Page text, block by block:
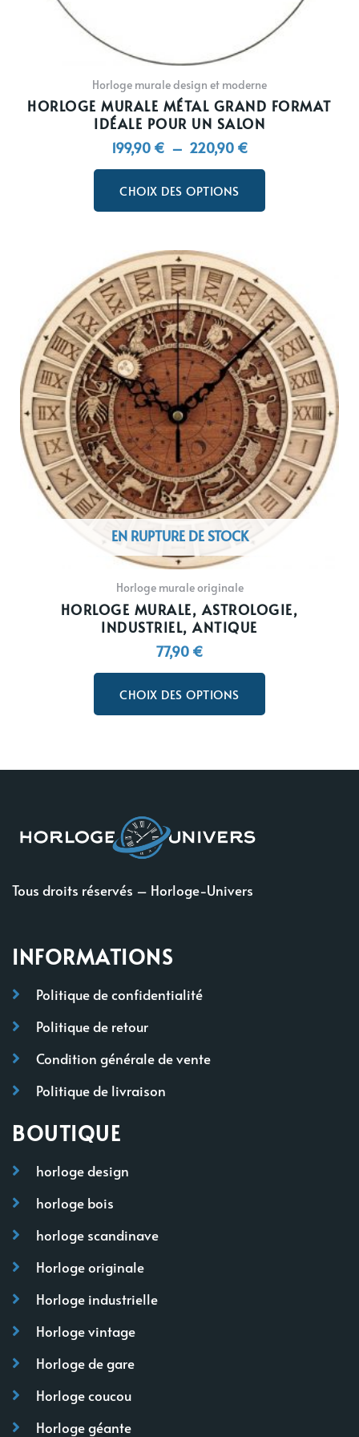
Horloge murale design et moderne
HORLOGE MURALE MÉTAL GRAND FORMAT
IDÉALE POUR UN SALON
199,90 € – 220,90 €
CHOIX DES OPTIONS
produit
EN RUPTURE DE STOCK
Horloge murale originale
HORLOGE MURALE, ASTROLOGIE,
INDUSTRIEL, ANTIQUE
77,90 €
CHOIX DES OPTIONS
produit
a
plusieurs
variations.
Les
options
peuvent
être
choisies
sur
la
page
du
Tous droits réservés – Horloge-Univers
INFORMATIONS
Politique de confidentialité
Politique de retour
Condition générale de vente
Politique de livraison
BOUTIQUE
horloge design
horloge bois
horloge scandinave
Horloge originale
Horloge industrielle
Horloge vintage
Horloge de gare
Horloge coucou
Horloge géante